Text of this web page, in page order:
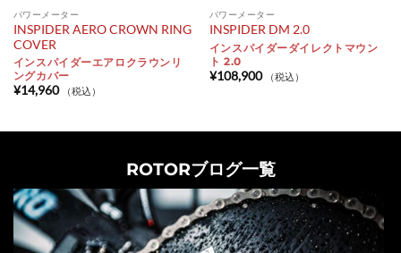
パワーメーター
INSPIDER AERO CROWN RING
COVER
インスパイダーエアロクラウンリ
ングカバー
¥14,960 （税込）
パワーメーター
INSPIDER DM 2.0
インスパイダーダイレクトマウン
ト 2.0
¥108,900 （税込）
ROTORブログ一覧